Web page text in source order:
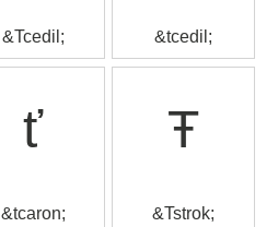
&Tcedil; &tcedil;
ť
&tcaron;
Ŧ
&Tstrok;